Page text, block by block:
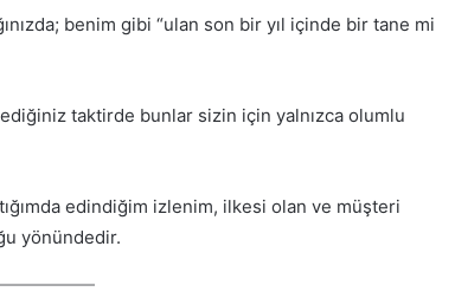
benim gibi “ulan son bir yıl içinde bir tane mi
taktirde bunlar sizin için yalnızca olumlu
edindiğim izlenim, ilkesi olan ve müşteri
yönündedir.